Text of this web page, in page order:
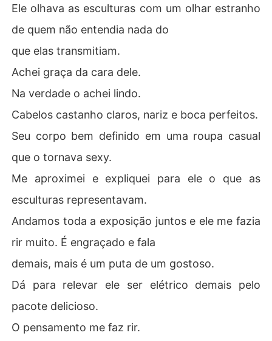
Ele olhava as esculturas com um olhar estranho
de quem não entendia nada do
que elas transmitiam.
Achei graça da cara dele.
Na verdade o achei lindo.
Cabelos castanho claros, nariz e boca perfeitos.
Seu corpo bem definido em uma roupa casual
que o tornava sexy.
Me aproximei e expliquei para ele o que as
esculturas representavam.
Andamos toda a exposição juntos e ele me fazia
rir muito. É engraçado e fala
demais, mais é um puta de um gostoso.
Dá para relevar ele ser elétrico demais pelo
pacote delicioso.
O pensamento me faz rir.